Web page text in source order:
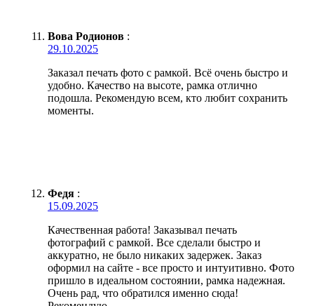
Вова Родионов :
29.10.2025
Заказал печать фото с рамкой. Всё очень быстро и
удобно. Качество на высоте, рамка отлично
подошла. Рекомендую всем, кто любит сохранить
моменты.
Федя :
15.09.2025
Качественная работа! Заказывал печать
фотографий с рамкой. Все сделали быстро и
аккуратно, не было никаких задержек. Заказ
оформил на сайте - все просто и интуитивно. Фото
пришло в идеальном состоянии, рамка надежная.
Очень рад, что обратился именно сюда!